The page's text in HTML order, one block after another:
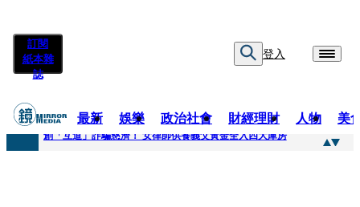
訂閱
紙本雜
誌
登入
最新 娛樂 政治社會 財經理財 人物 美
快訊
創「互道」詐騙慈濟！ 女律師供養義父黃金全入四大庫房